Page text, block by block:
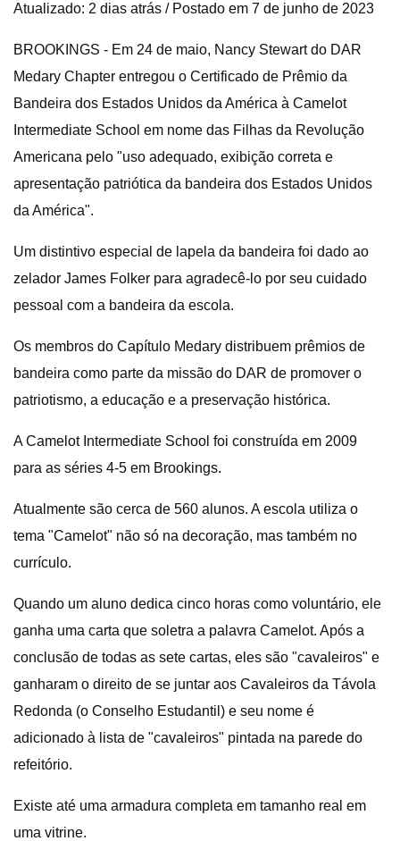
Atualizado: 2 dias atrás / Postado em 7 de junho de 2023
BROOKINGS - Em 24 de maio, Nancy Stewart do DAR
Medary Chapter entregou o Certificado de Prêmio da
Bandeira dos Estados Unidos da América à Camelot
Intermediate School em nome das Filhas da Revolução
Americana pelo "uso adequado, exibição correta e
apresentação patriótica da bandeira dos Estados Unidos
da América".
Um distintivo especial de lapela da bandeira foi dado ao
zelador James Folker para agradecê-lo por seu cuidado
pessoal com a bandeira da escola.
Os membros do Capítulo Medary distribuem prêmios de
bandeira como parte da missão do DAR de promover o
patriotismo, a educação e a preservação histórica.
A Camelot Intermediate School foi construída em 2009
para as séries 4-5 em Brookings.
Atualmente são cerca de 560 alunos. A escola utiliza o
tema "Camelot" não só na decoração, mas também no
currículo.
Quando um aluno dedica cinco horas como voluntário, ele
ganha uma carta que soletra a palavra Camelot. Após a
conclusão de todas as sete cartas, eles são "cavaleiros" e
ganharam o direito de se juntar aos Cavaleiros da Távola
Redonda (o Conselho Estudantil) e seu nome é
adicionado à lista de "cavaleiros" pintada na parede do
refeitório.
Existe até uma armadura completa em tamanho real em
uma vitrine.